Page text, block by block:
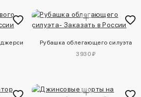
джерси
Рубашка облегающего силуэта
3930 ₽